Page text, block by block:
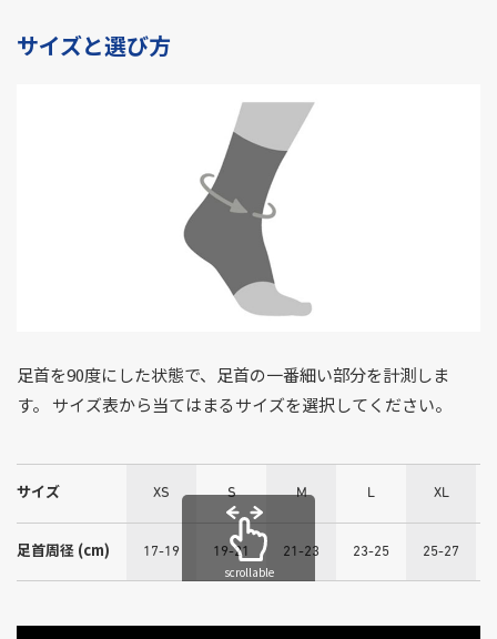
サイズと選び方
足首を90度にした状態で、足首の一番細い部分を計測しま
す。 サイズ表から当てはまるサイズを選択してください。
サイズ XS S M L XL
足首周径 (cm) 17-19 19-21 21-23 23-25 25-27
scrollable